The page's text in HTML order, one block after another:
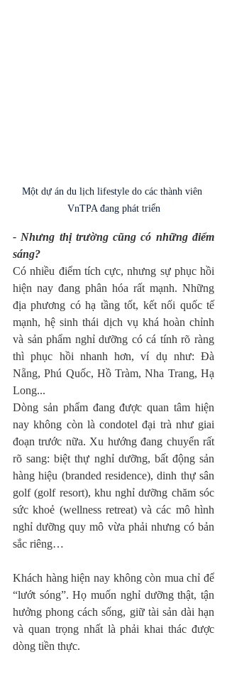
Một dự án du lịch lifestyle do các thành viên
VnTPA đang phát triển
- Nhưng thị trường cũng có những điểm
sáng?
Có nhiều điểm tích cực, nhưng sự phục hồi
hiện nay đang phân hóa rất mạnh. Những
địa phương có hạ tầng tốt, kết nối quốc tế
mạnh, hệ sinh thái dịch vụ khá hoàn chỉnh
và sản phẩm nghỉ dưỡng có cá tính rõ ràng
thì phục hồi nhanh hơn, ví dụ như: Đà
Nẵng, Phú Quốc, Hồ Tràm, Nha Trang, Hạ
Long...
Dòng sản phẩm đang được quan tâm hiện
nay không còn là condotel đại trà như giai
đoạn trước nữa. Xu hướng đang chuyển rất
rõ sang: biệt thự nghỉ dưỡng, bất động sản
hàng hiệu (branded residence), dinh thự sân
golf (golf resort), khu nghỉ dưỡng chăm sóc
sức khoẻ (wellness retreat) và các mô hình
nghỉ dưỡng quy mô vừa phải nhưng có bản
sắc riêng…
Khách hàng hiện nay không còn mua chỉ để
“lướt sóng”. Họ muốn nghỉ dưỡng thật, tận
hưởng phong cách sống, giữ tài sản dài hạn
và quan trọng nhất là phải khai thác được
dòng tiền thực.